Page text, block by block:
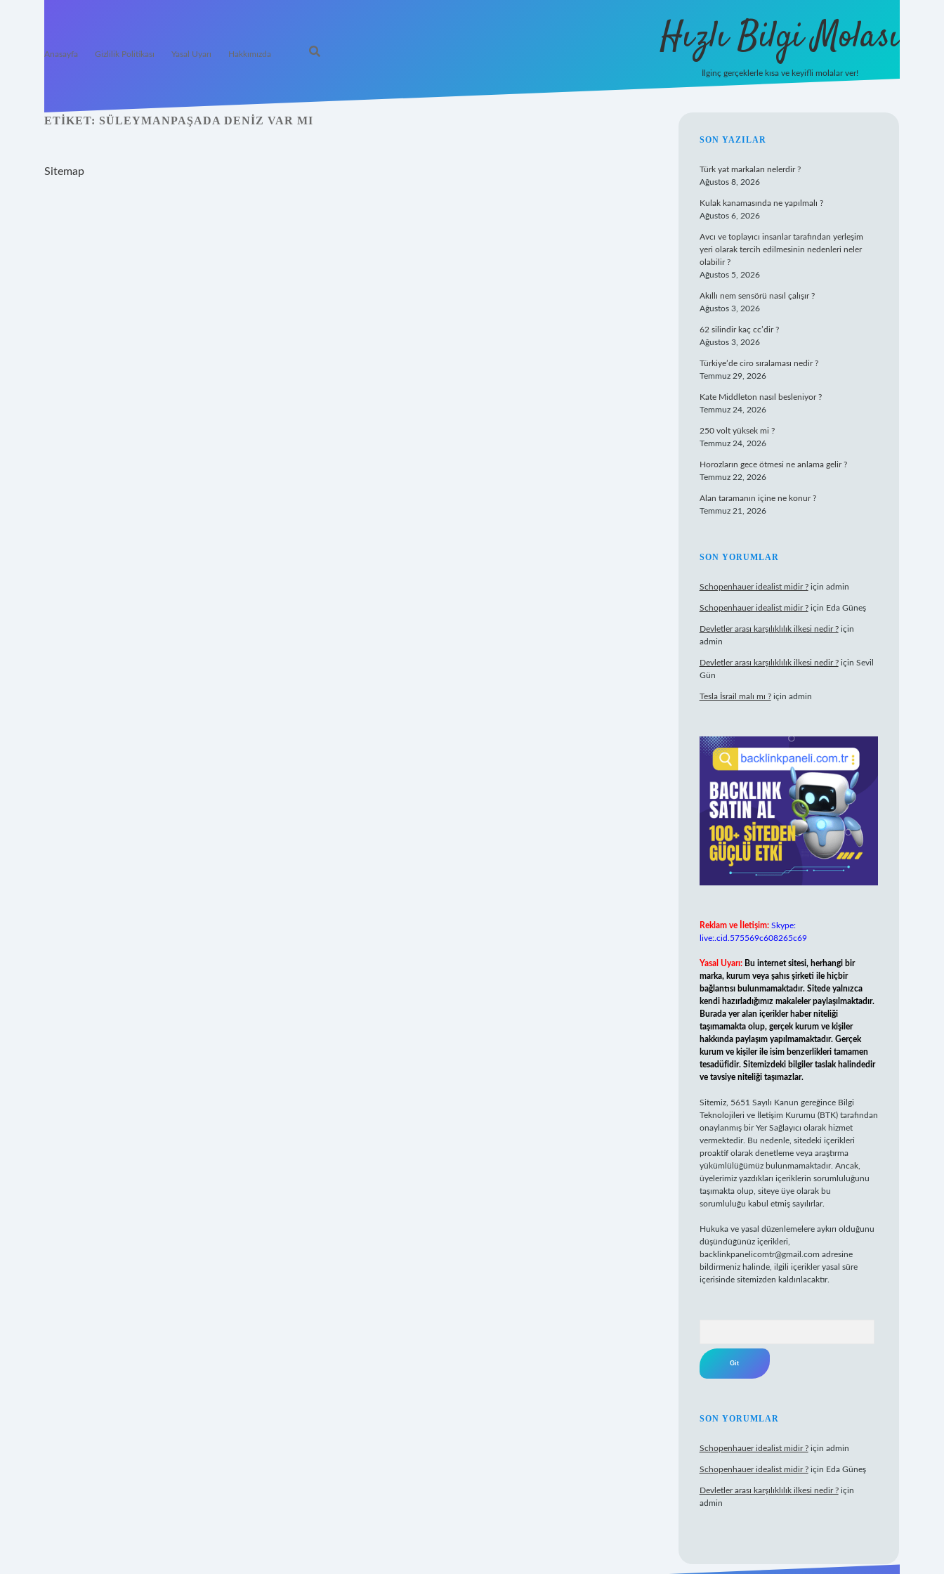
Anasayfa Gizlilik Politikası Yasal Uyarı Hakkımızda Hızlı Bilgi Molası
İlginç gerçeklerle kısa ve keyifli molalar ver!
ETIKET: SÜLEYMANPAŞADA DENIZ VAR MI
Sitemap
SIDEBAR
SON YAZILAR
Türk yat markaları nelerdir ?
Ağustos 8, 2026
Kulak kanamasında ne yapılmalı ?
Ağustos 6, 2026
Avcı ve toplayıcı insanlar tarafından yerleşim
yeri olarak tercih edilmesinin nedenleri neler
olabilir ?
Ağustos 5, 2026
Akıllı nem sensörü nasıl çalışır ?
Ağustos 3, 2026
62 silindir kaç cc’dir ?
Ağustos 3, 2026
Türkiye’de ciro sıralaması nedir ?
Temmuz 29, 2026
Kate Middleton nasıl besleniyor ?
Temmuz 24, 2026
250 volt yüksek mi ?
Temmuz 24, 2026
Horozların gece ötmesi ne anlama gelir ?
Temmuz 22, 2026
Alan taramanın içine ne konur ?
Temmuz 21, 2026
SON YORUMLAR
Schopenhauer idealist midir ?için admin
Schopenhauer idealist midir ?için Eda Güneş
Devletler arası karşılıklılık ilkesi nedir ?için
admin
Devletler arası karşılıklılık ilkesi nedir ?için Sevil
Gün
Tesla İsrail malı mı ?için admin
Reklam ve İletişim: Skype:
live:.cid.575569c608265c69
Yasal Uyarı: Bu internet sitesi, herhangi bir
marka, kurum veya şahıs şirketi ile hiçbir
bağlantısı bulunmamaktadır. Sitede yalnızca
kendi hazırladığımız makaleler paylaşılmaktadır.
Burada yer alan içerikler haber niteliği
taşımamakta olup, gerçek kurum ve kişiler
hakkında paylaşım yapılmamaktadır. Gerçek
kurum ve kişiler ile isim benzerlikleri tamamen
tesadüfidir. Sitemizdeki bilgiler taslak halindedir
ve tavsiye niteliği taşımazlar.
Sitemiz, 5651 Sayılı Kanun gereğince Bilgi
Teknolojileri ve İletişim Kurumu (BTK) tarafından
onaylanmış bir Yer Sağlayıcı olarak hizmet
vermektedir. Bu nedenle, sitedeki içerikleri
proaktif olarak denetleme veya araştırma
yükümlülüğümüz bulunmamaktadır. Ancak,
üyelerimiz yazdıkları içeriklerin sorumluluğunu
taşımakta olup, siteye üye olarak bu
sorumluluğu kabul etmiş sayılırlar.
Hukuka ve yasal düzenlemelere aykırı olduğunu
düşündüğünüz içerikleri,
backlinkpanelicomtr@gmail.com adresine
bildirmeniz halinde, ilgili içerikler yasal süre
içerisinde sitemizden kaldırılacaktır.
SON YORUMLAR
Schopenhauer idealist midir ?için admin
Schopenhauer idealist midir ?için Eda Güneş
Devletler arası karşılıklılık ilkesi nedir ?için
admin